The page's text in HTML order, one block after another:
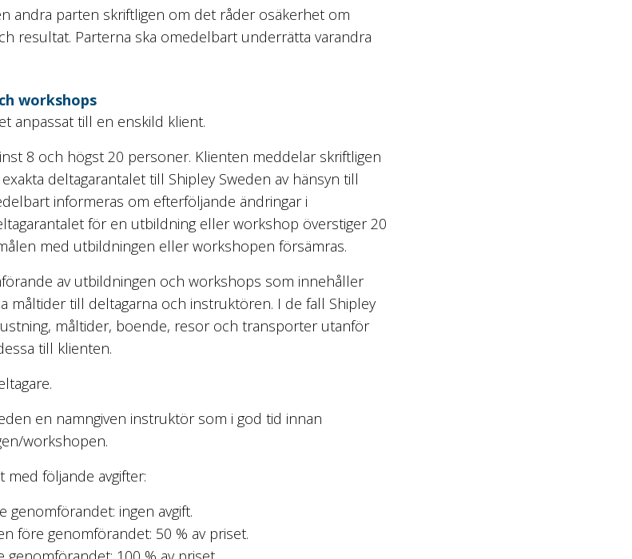
andra parten skriftligen om det råder osäkerhet om
resultat. Parterna ska omedelbart underrätta varandra
workshops
anpassat till en enskild klient.
8 och högst 20 personer. Klienten meddelar skriftligen
deltagarantalet till Shipley Sweden av hänsyn till
informeras om efterföljande ändringar i
för en utbildning eller workshop överstiger 20
med utbildningen eller workshopen försämras.
av utbildningen och workshops som innehåller
till deltagarna och instruktören. I de fall Shipley
måltider, boende, resor och transporter utanför
till klienten.
en namngiven instruktör som i god tid innan
workshopen.
följande avgifter:
genomförandet: ingen avgift.
före genomförandet: 50 % av priset.